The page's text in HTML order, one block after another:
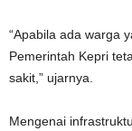
“Apabila ada warga
Pemerintah Kepri
sakit,” ujarnya.
Mengenai